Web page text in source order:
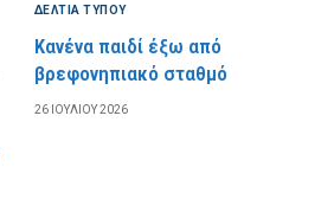
ΔΕΛΤΙΑ ΤΥΠΟΥ
Κανένα παιδί έξω από
βρεφονηπιακό σταθμό
26 ΙΟΥΛΊΟΥ 2026